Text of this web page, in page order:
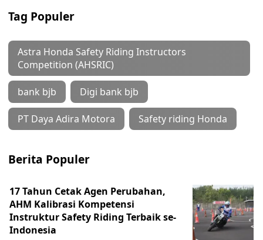
Tag Populer
Astra Honda Safety Riding Instructors
Competition (AHSRIC)
bank bjb Digi bank bjb
PT Daya Adira Motora Safety riding Honda
Berita Populer
17 Tahun Cetak Agen Perubahan,
AHM Kalibrasi Kompetensi
Instruktur Safety Riding Terbaik se-
Indonesia